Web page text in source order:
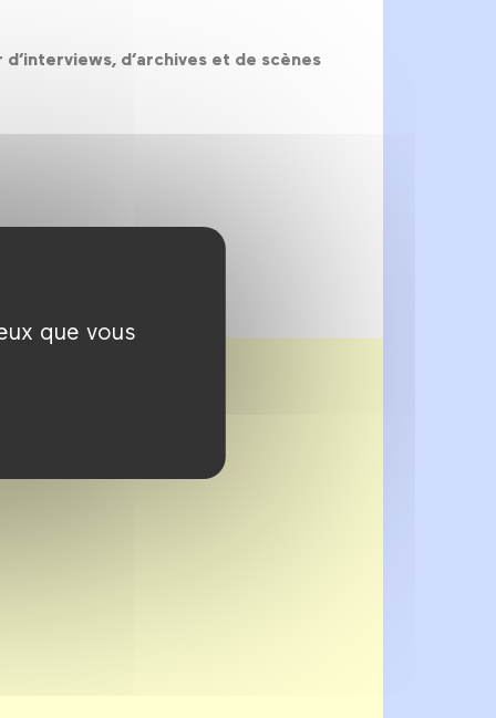
que vous
d’archives et de scènes